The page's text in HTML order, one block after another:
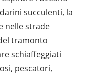
succulenti, la
nelle strade
tramonto
schiaffeggiati
pescatori,